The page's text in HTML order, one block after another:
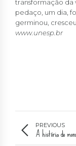
transformação da
pedaço, um dia,
germinou,
www.unesp.br
PREVIOUS
A história do